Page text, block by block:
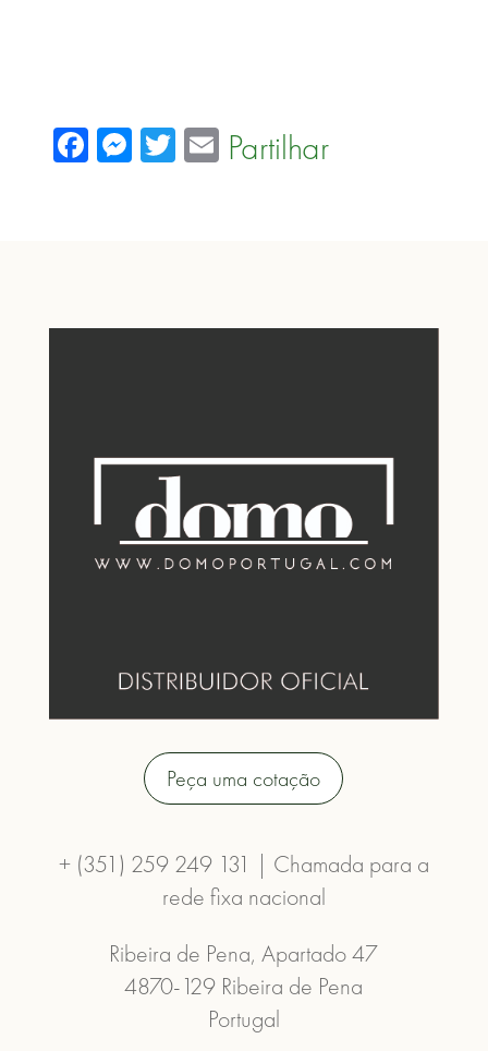
Facebook
Messenger
Twitter
Email
Partilhar
Peça uma cotação
+ (351) 259 249 131 | Chamada para a
rede fixa nacional
Ribeira de Pena, Apartado 47
4870-129 Ribeira de Pena
Portugal